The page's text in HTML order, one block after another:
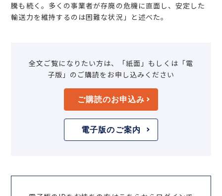
騰も続く。多くの事業者が存廃の危機に直面し、安定した
輸送力を維持するのは困難な状況」と述べた。
全文ご覧になりたい方は、「紙面」もしくは「電
子版」のご購読をお申し込みください
ご購読のお申込み
電子版のご案内